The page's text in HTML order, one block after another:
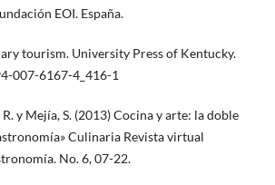
EOI. España.
tourism. University Press of Kentucky.
007-6167-4_416-1
y Mejía, S. (2013) Cocina y arte: la doble
Culinaria Revista virtual
No. 6, 07-22.